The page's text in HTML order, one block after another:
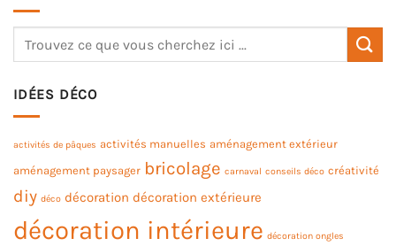
IDÉES DÉCO
activités de pâques activités manuelles aménagement extérieur
aménagement paysager bricolage carnaval conseils déco créativité
diy déco décoration décoration extérieure
décoration intérieure décoration ongles